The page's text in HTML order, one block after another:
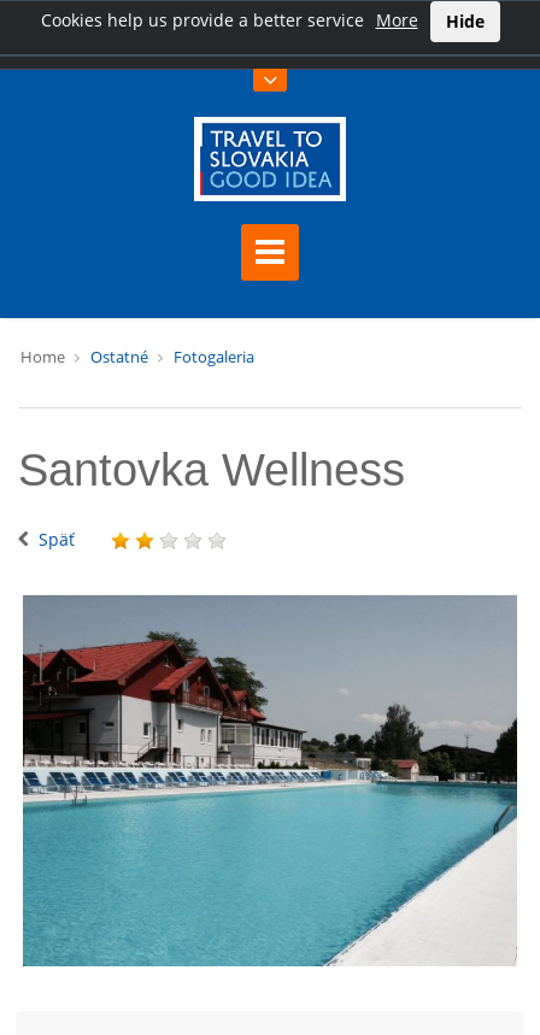
Cookies help us provide a better service More Hide
Home Ostatné Fotogaleria
Santovka Wellness
Späť